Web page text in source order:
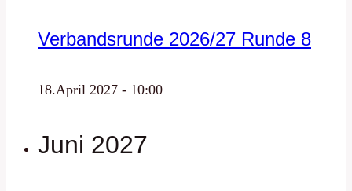
Verbandsrunde 2026/27 Runde 8
18.April 2027 - 10:00
Juni 2027